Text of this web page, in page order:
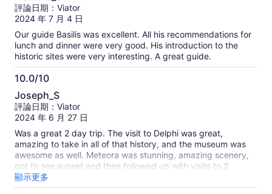
Meteora!
分，
滿
分
10
分
評論日期：Viator
2024 年 7 月 4 日
Our guide Basilis was excellent. All his recommendations for
lunch and dinner were very good. His introduction to the
historic sites were very interesting. A great guide.
10.0/10
10.0
分，
滿
分
10
分
Joseph_S
評論日期：Viator
2024 年 6 月 27 日
Was a great 2 day trip. The visit to Delphi was great,
amazing to take in all of that history, and the museum was
awesome as well. Meteora was stunning, amazing scenery,
got to see sunset and then followed up with visits to 2
Monasteries the next day. Throw in a stop at Thermopylae
on way back to Athens and had a full enjoyable trip.
顯示更多